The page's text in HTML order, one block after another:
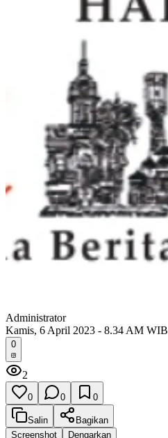
Administrator
Kamis, 6 April 2023 - 8.34 AM WIB
0
2
0 0 0
Salin
Bagikan
Screenshot
Dengarkan